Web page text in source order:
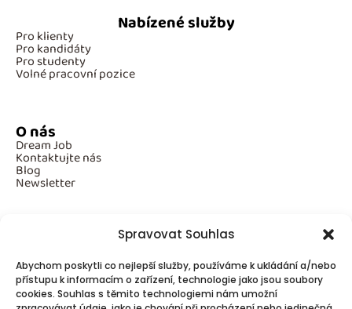
Spravovat Souhlas
Abychom poskytli co nejlepší služby, používáme k ukládání a/nebo
přístupu k informacím o zařízení, technologie jako jsou soubory
cookies. Souhlas s těmito technologiemi nám umožní
Nabízené služby
Pro klienty
Pro kandidáty
Pro studenty
Volné pracovní pozice
O nás
Dream Job
Kontaktujte nás
Blog
Newsletter
Povinné informace
GDPR
Cookies